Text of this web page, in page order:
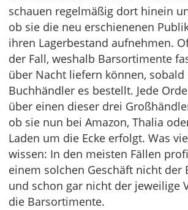
schauen regelmäßig dort hinein
ob sie die neu erschienenen
ihren Lagerbestand aufnehmen.
der Fall, weshalb Barsortimente
über Nacht liefern können, sobald
Buchhändler es bestellt. Jede
über einen dieser drei
ob sie nun bei Amazon, Thalia
Laden um die Ecke erfolgt. Was
wissen: In den meisten Fällen
einem solchen Geschäft nicht der
und schon gar nicht der jeweilige
die Barsortimente.